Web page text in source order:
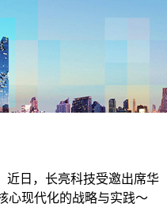
近日，长亮科技受邀出席华
心现代化的战略与实践～